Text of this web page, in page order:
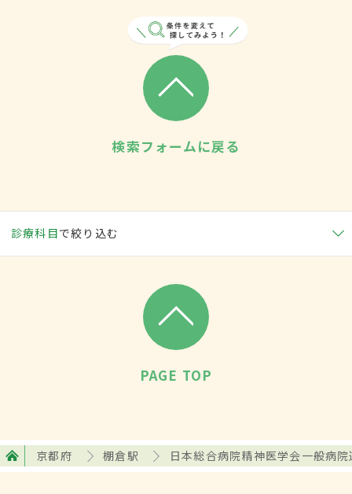
検索フォームに戻る
診療科目で絞り込む
PAGE TOP
京都府 棚倉駅 日本総合病院精神医学会一般病